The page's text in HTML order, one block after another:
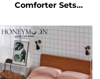
Comforter Sets
Beddenlinnen Set
Comforter